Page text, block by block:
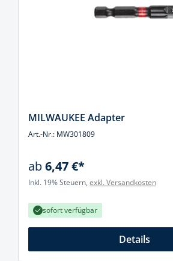
MILWAUKEE Adapter
Art.-Nr.: MW301809
ab6,47 €*
Inkl. 19% Steuern, exkl. Versandkosten
sofort verfügbar
Details